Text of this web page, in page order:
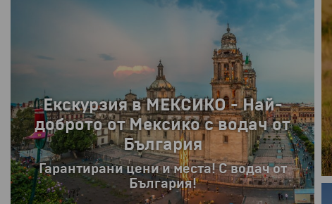
Почивка в ГЪРЦИЯ - ХАЛКИДИКИ -
1-ви ръкав Касандра и 2-ри ръкав
Ситония - 7 нощувки!
ПРОМОЦИЯ